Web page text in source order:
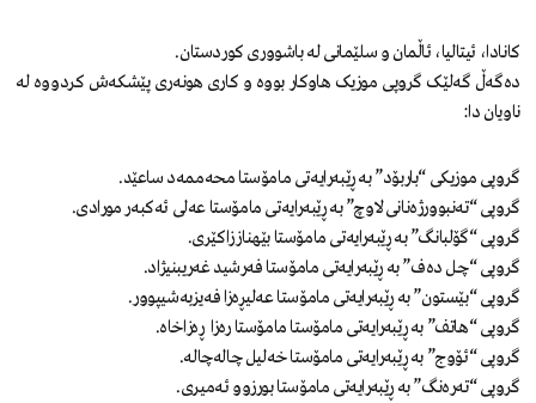
کانادا، ئیتالیا، ئاڵمان و سلێمانی لە باشووری کوردستان.
دەگەڵ گەلێک گروپی موزیک هاوکار بووە و کاری هونەری پێشکەش کردووە لە
ناویان دا:
گروپی موزیکی “باربۆد” بە ڕێبەرایەتی مامۆستا محەممەد ساعێد.
گروپی “تەنبوورژەنانی لاوچ” بە ڕێبەرایەتی مامۆستا عەلی ئەکبەر مورادی.
گروپی “گۆلبانگ” بە ڕێبەرایەتی مامۆستا بێهناز زاکێری.
گروپی “چل دەف” بە ڕێبەرایەتی مامۆستا فەرشید غەریبنیژاد.
گروپی “بێستون” بە ڕێبەرایەتی مامۆستا عەلیڕەزا فەیزبەشیپوور.
گروپی “هاتف” بە ڕێبەرایەتی مامۆستا مامۆستا رەزا ڕەزاخاه.
گروپی “ئۆوج” بە ڕێبەرایەتی مامۆستا خەلیل چالەچالە.
گروپی “تەرەنگ” بە ڕێبەرایەتی مامۆستا بورزوو ئەمیری.